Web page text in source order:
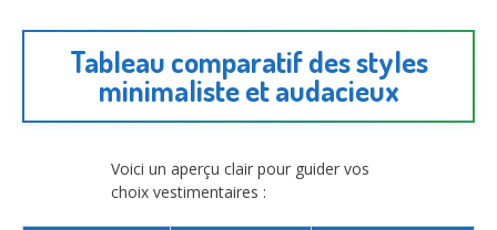
Tableau comparatif des styles
minimaliste et audacieux
Voici un aperçu clair pour guider vos
choix vestimentaires :